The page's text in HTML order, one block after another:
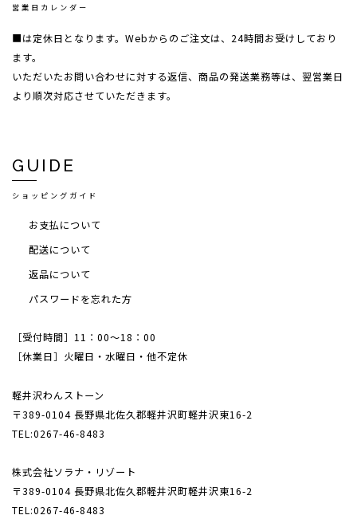
営業日カレンダー
■は定休日となります。Webからのご注文は、24時間お受けしており
ます。
いただいたお問い合わせに対する返信、商品の発送業務等は、翌営業日
より順次対応させていただきます。
GUIDE
ショッピングガイド
お支払について
配送について
返品について
パスワードを忘れた方
［受付時間］11：00～18：00
［休業日］火曜日・水曜日・他不定休
軽井沢わんストーン
〒389-0104 長野県北佐久郡軽井沢町軽井沢東16-2
TEL:0267-46-8483
株式会社ソラナ・リゾート
〒389-0104 長野県北佐久郡軽井沢町軽井沢東16-2
TEL:0267-46-8483